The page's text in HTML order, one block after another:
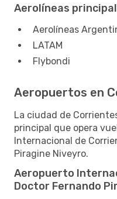
Aerolíneas
Aerolíneas
LATAM
Flybondi
Aeropuertos en
La ciudad de
principal que opera
Internacional de
Piragine Niveyro.
Aeropuerto
Doctor Fernando